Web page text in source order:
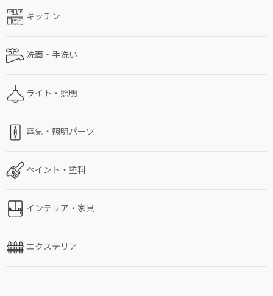
キッチン
洗面・手洗い
ライト・照明
電気・照明パーツ
ペイント・塗料
インテリア・家具
エクステリア